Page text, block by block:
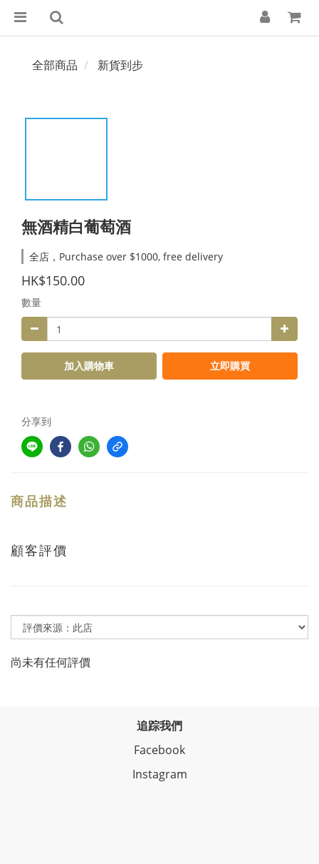
全部商品 新貨到步
無酒精白葡萄酒
全店，Purchase over $1000, free delivery
HK$150.00
數量
加入購物車 立即購買
分享到
商品描述
顧客評價
尚未有任何評價
追踪我們
Facebook
Instagram